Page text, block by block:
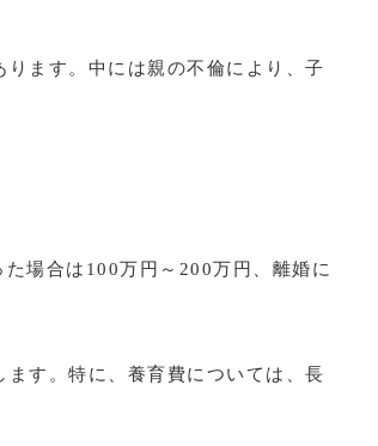
ます。中には親の不倫により、子
場合は100万円～200万円、離婚に
す。特に、養育費については、長